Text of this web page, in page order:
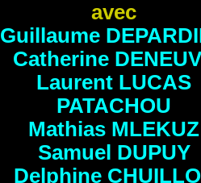
avec
Guillaume
Catherine
Laurent LUCAS
PATACHOU
Mathias MLEKUZ
Samuel DUPUY
Delphine